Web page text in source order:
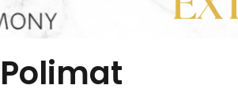
Polimat